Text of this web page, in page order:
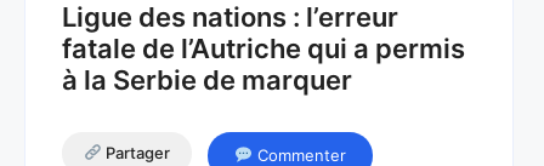
Ligue des nations : l’erreur
fatale de l’Autriche qui a permis
à la Serbie de marquer
Partager Commenter